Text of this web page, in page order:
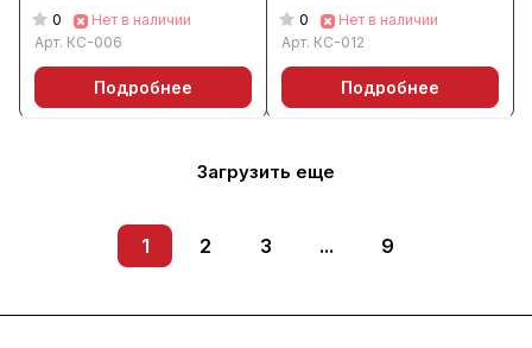
0
Нет в наличии
Арт. КС-006
Подробнее
0
Нет в наличии
Арт. КС-012
Подробнее
Загрузить еще
1 2 3 ... 9